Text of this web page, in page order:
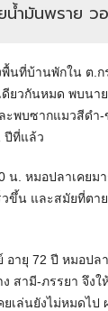
ำมันพราย ว
นที่บ้านพักใน ต
ยวกันหมด พบน
ะพบซากแมวสีด
ปีที่แล้ว
น. หมอปลาเคย
วขึ้น และสมัยที่ต
ายุ 72 ปี หมอป
สามี-ภรรยา จึ
ยเล่นยังไม่หมด